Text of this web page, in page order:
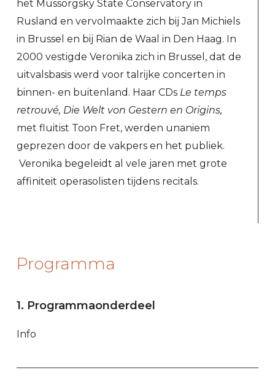
het Mussorgsky State Conservatory in
Rusland en vervolmaakte zich bij Jan Michiels
in Brussel en bij Rian de Waal in Den Haag. In
2000 vestigde Veronika zich in Brussel, dat de
uitvalsbasis werd voor talrijke concerten in
binnen- en buitenland. Haar CDs Le temps
retrouvé, Die Welt von Gestern en Origins,
met fluitist Toon Fret, werden unaniem
geprezen door de vakpers en het publiek.
Veronika begeleidt al vele jaren met grote
affiniteit operasolisten tijdens recitals.
Programma
1. Programmaonderdeel
Info